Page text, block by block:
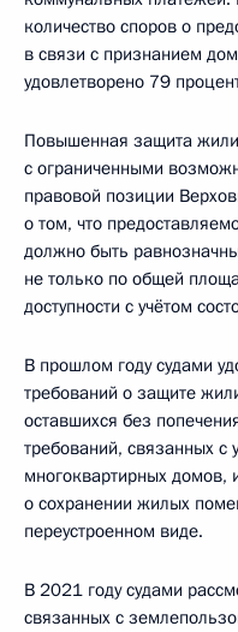
количество споров о
в связи с признанием
удовлетворено 79
Повышенная защита
с ограниченными
правовой позиции
о том, что
должно быть
не только по общей
доступности с учётом
В прошлом году судами
требований о защите
оставшихся без
требований, связанных с
многоквартирных домов,
о сохранении жилых
переустроенном виде.
В 2021 году судами
связанных с